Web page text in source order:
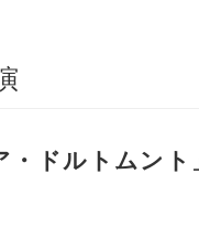
ドルトムント